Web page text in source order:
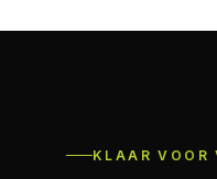
KLAAR VOOR